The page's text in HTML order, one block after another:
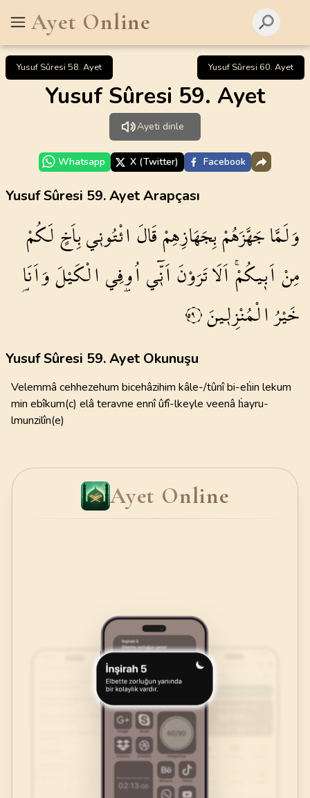
Ayet Online
Yusuf Sûresi 58. Ayet Yusuf Sûresi 60. Ayet
Yusuf Sûresi 59. Ayet
Ayeti dinle
Whatsapp X (Twitter) Facebook
Yusuf Sûresi 59. Ayet Arapçası
وَلَمَّاجَهَّزَهُمْبِجَهَازِهِمْقَالَائْتُون۪يبِاَخٍلَكُمْ
مِنْاَب۪يكُمْۚاَلَاتَرَوْنَاَنّ۪ٓياُو۫فِيالْكَيْلَوَاَنَا۬
خَيْرُالْمُنْزِل۪ينَ ٥٩
Yusuf Sûresi 59. Ayet Okunuşu
Velemmâ cehhezehum bicehâzihim kâle-/tûnî bi-eḣin lekum
min ebîkum(c) elâ teravne ennî ûfî-lkeyle veenâ ḣayru-
lmunzilîn(e)
Ayet Online